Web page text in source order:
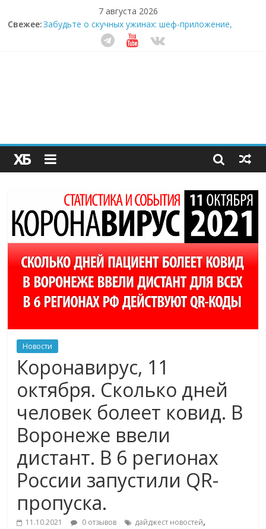
7 августа 2026
Свежее:Забудьте о скучных ужинах: шеф-приложение,
которое видит вашу еду насквозь
Небо зовёт: как бизнес на полётах дронов и
Секрет супергидратации: почему кокосовая вода с
пребиотиками становится главным трендом
здорового питания
Новости
Коронавирус, 11
октября. Сколько дней
человек болеет ковид. В
Воронеже ввели
дистант. В 6 регионах
России запустили QR-
пропуска.
11.10.2021 0 отзывов дайджест новостей,